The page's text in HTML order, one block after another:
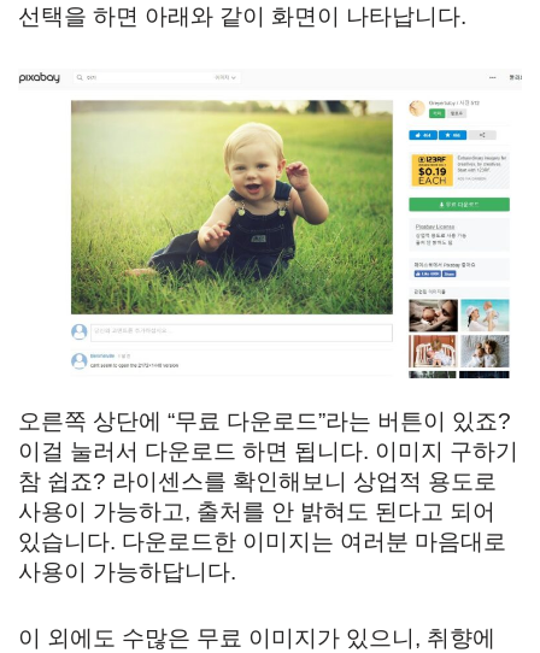
선택을 하면 아래와 같이 화면이 나타납니다.
오른쪽 상단에 “무료 다운로드”라는 버튼이 있죠?
이걸 눌러서 다운로드 하면 됩니다. 이미지 구하기
참 쉽죠? 라이센스를 확인해보니 상업적 용도로
사용이 가능하고, 출처를 안 밝혀도 된다고 되어
있습니다. 다운로드한 이미지는 여러분 마음대로
사용이 가능하답니다.
이 외에도 수많은 무료 이미지가 있으니, 취향에